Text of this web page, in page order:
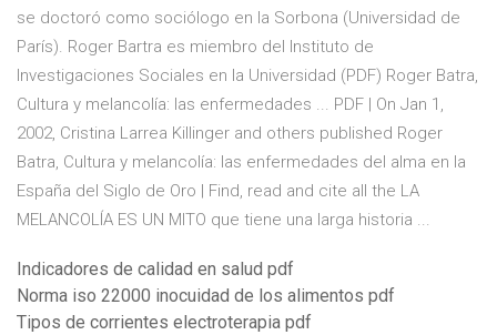
se doctoró como sociólogo en la Sorbona (Universidad de
París). Roger Bartra es miembro del Instituto de
Investigaciones Sociales en la Universidad (PDF) Roger Batra,
Cultura y melancolía: las enfermedades ... PDF | On Jan 1,
2002, Cristina Larrea Killinger and others published Roger
Batra, Cultura y melancolía: las enfermedades del alma en la
España del Siglo de Oro | Find, read and cite all the LA
MELANCOLÍA ES UN MITO que tiene una larga historia ...
Indicadores de calidad en salud pdf
Norma iso 22000 inocuidad de los alimentos pdf
Tipos de corrientes electroterapia pdf